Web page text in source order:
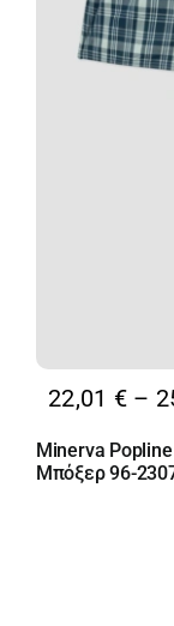
22,01 € –
Minerva
Μπόξερ 96-